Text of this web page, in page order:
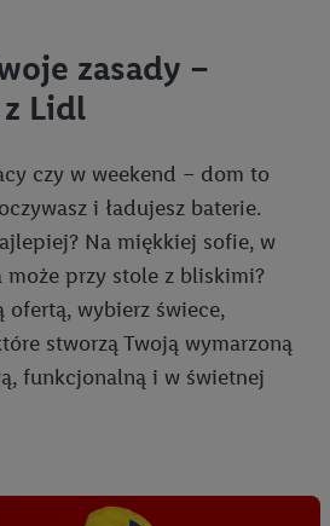
zasady –
Lidl
czy w weekend – dom to
i ładujesz baterie.
Na miękkiej sofie, w
może przy stole z bliskimi?
ofertą, wybierz świece,
stworzą Twoją wymarzoną
funkcjonalną i w świetnej
źródeł. Pomiar
profili do wyboru
Tworzenie profili w celu
do wyboru reklam. Rozwój i